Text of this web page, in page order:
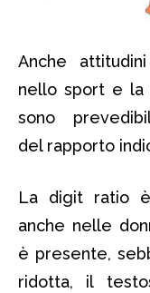
Anche
nello sport e la
sono
del rapporto
La digit ratio
anche nelle
è presente,
ridotta, il